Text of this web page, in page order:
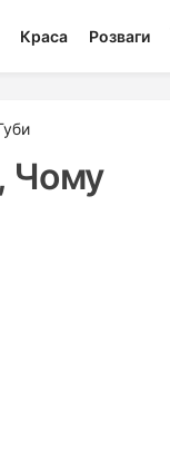
Краса Розваги
Чому